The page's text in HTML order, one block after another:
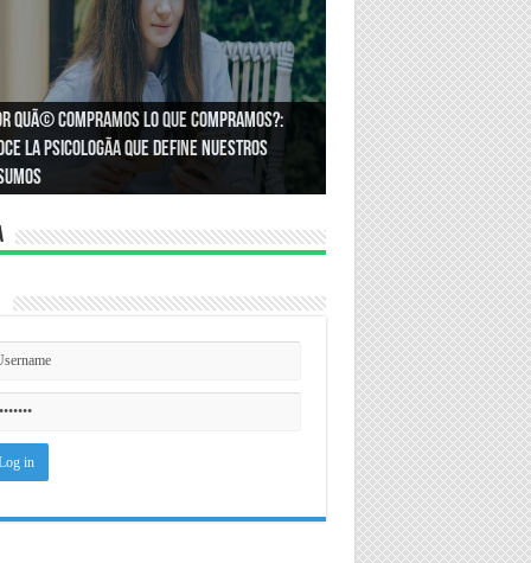
podemos asegurar un espacio de
en el trabajo?
quÃ© compramos lo que compramos?:
la psicologÃ­a que define nuestros